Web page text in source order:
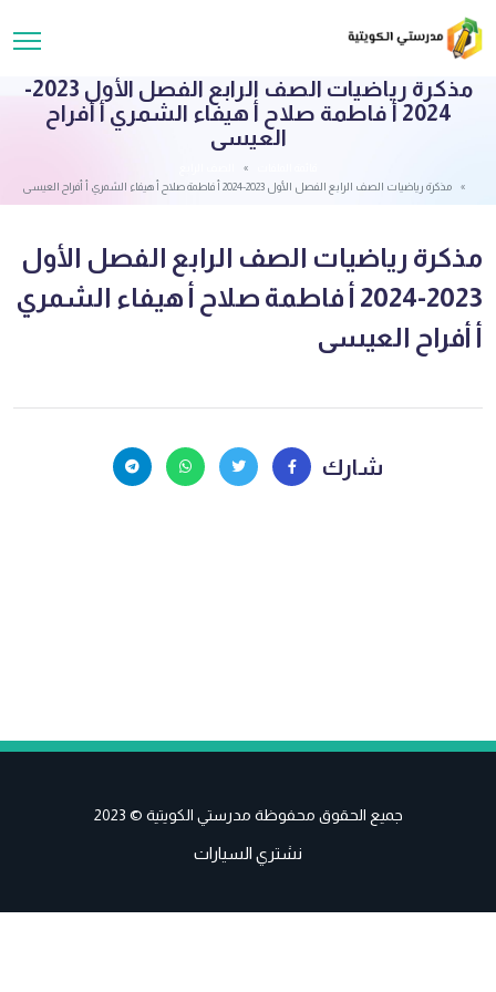
مذكرة رياضيات الصف الرابع الفصل الأول 2023-
2024 أ فاطمة صلاح أ هيفاء الشمري أ أفراح
العيسى
مذكرة رياضيات الصف الرابع الفصل الأول 2023-2024 أ فاطمة صلاح أ هيفاء الشمري أ أفراح العيسى
مذكرة رياضيات الصف الرابع الفصل الأول
2023-2024 أ فاطمة صلاح أ هيفاء الشمري
أ أفراح العيسى
شارك
جميع الحقوق محفوظة مدرستي الكويتية © 2023
نشتري السيارات